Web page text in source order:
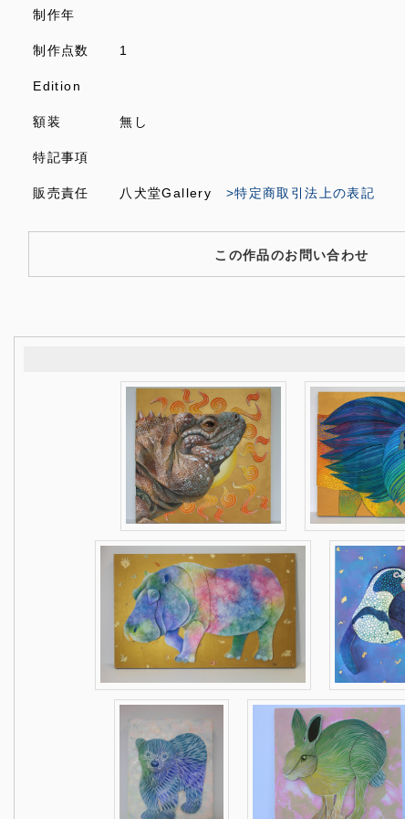
制作年
制作点数 1
Edition
額装 無し
特記事項
販売責任 八犬堂Gallery >特定商取引法上の表記
この作品のお問い合わせ